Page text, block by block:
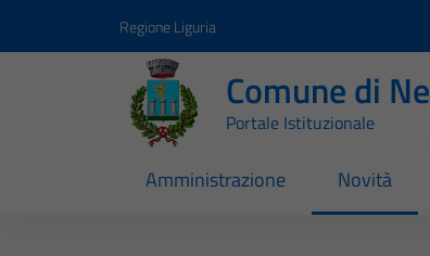
Regione Liguria
Comune di Ne
Portale Istituzionale
Amministrazione Novità